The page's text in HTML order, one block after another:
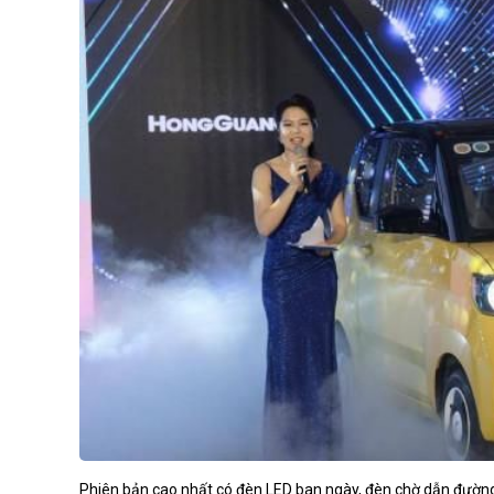
Phiên bản cao nhất có đèn LED ban ngày, đèn chờ dẫn